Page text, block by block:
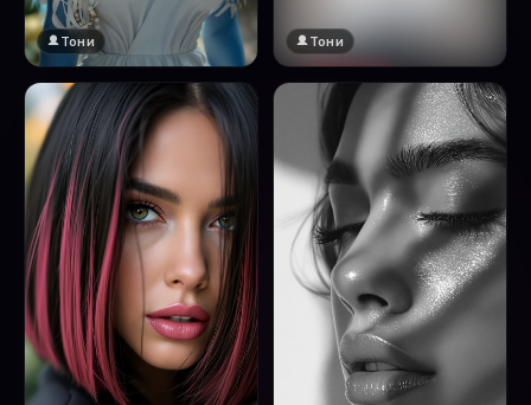
Тони
🔞 18+
Натисни за преглед
Тони